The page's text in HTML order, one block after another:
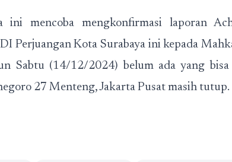
ini mencoba mengkonfirmasi laporan
Perjuangan Kota Surabaya ini kepada
Sabtu (14/12/2024) belum ada yang
27 Menteng, Jakarta Pusat masih tutup.